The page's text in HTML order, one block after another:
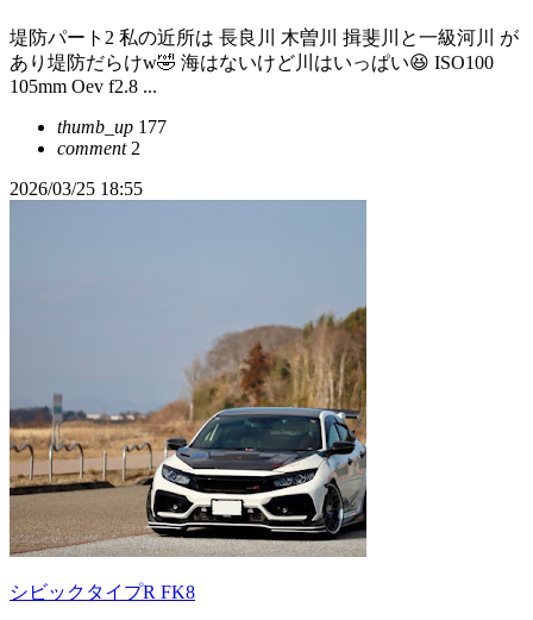
堤防パート2 私の近所は 長良川 木曽川 揖斐川と一級河川 が
あり堤防だらけw🤣 海はないけど川はいっぱい😆 ISO100
105mm Oev f2.8 ...
thumb_up 177
comment2
2026/03/25 18:55
シビックタイプR FK8